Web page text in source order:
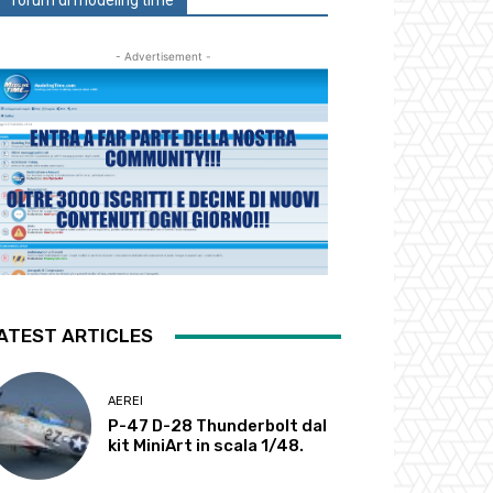
- Advertisement -
ARTICLES
AEREI
P-47 D-28 Thunderbolt dal
kit MiniArt in scala 1/48.